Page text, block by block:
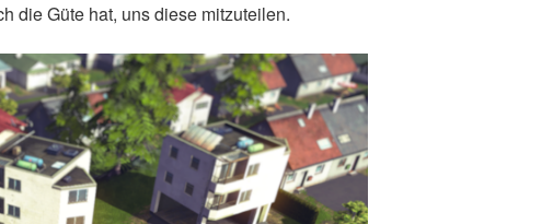
die Güte hat, uns diese mitzuteilen.